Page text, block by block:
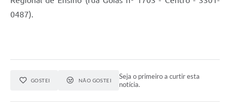
0487).
GOSTEI NÃO GOSTEI
Seja o primeiro a curtir esta
notícia.